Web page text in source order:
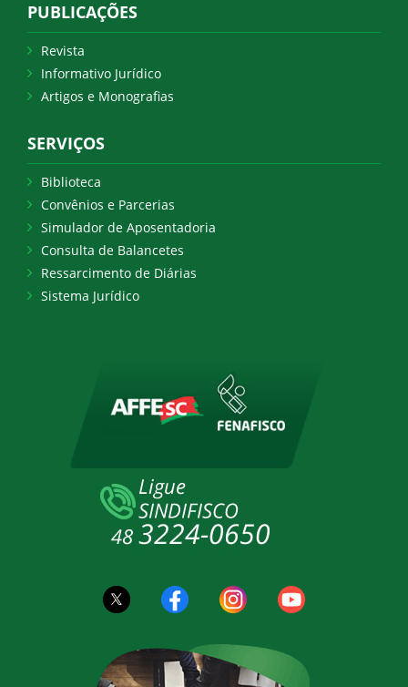
PUBLICAÇÕES
Revista
Informativo Jurídico
Artigos e Monografias
SERVIÇOS
Biblioteca
Convênios e Parcerias
Simulador de Aposentadoria
Consulta de Balancetes
Ressarcimento de Diárias
Sistema Jurídico